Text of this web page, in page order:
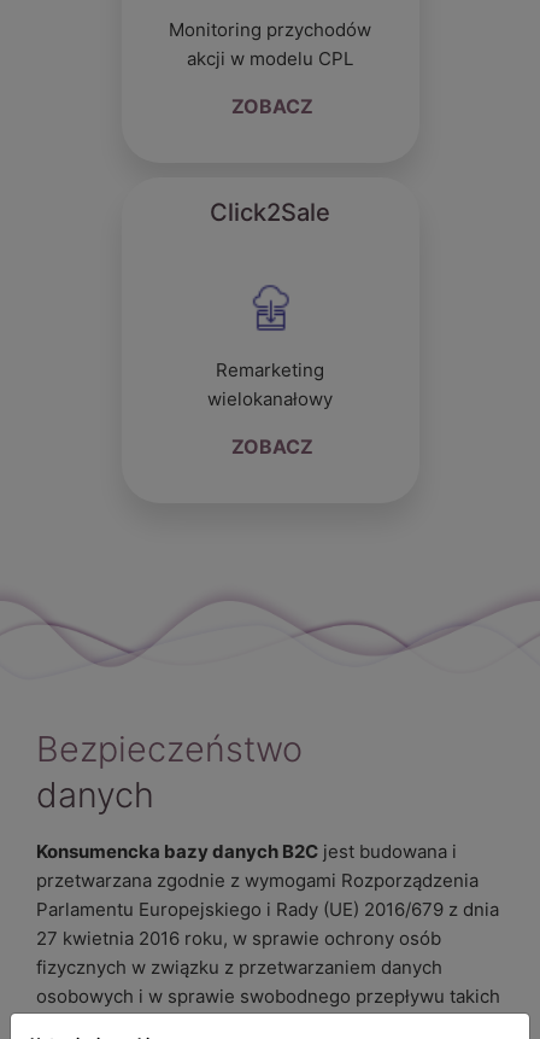
Monitoring przychodów
akcji w modelu CPL
ZOBACZ
Click2Sale
Remarketing
wielokanałowy
ZOBACZ
Bezpieczeństwo
danych
Konsumencka bazy danych B2C jest budowana i
przetwarzana zgodnie z wymogami Rozporządzenia
Parlamentu Europejskiego i Rady (UE) 2016/679 z dnia
27 kwietnia 2016 roku, w sprawie ochrony osób
fizycznych w związku z przetwarzaniem danych
osobowych i w sprawie swobodnego przepływu takich